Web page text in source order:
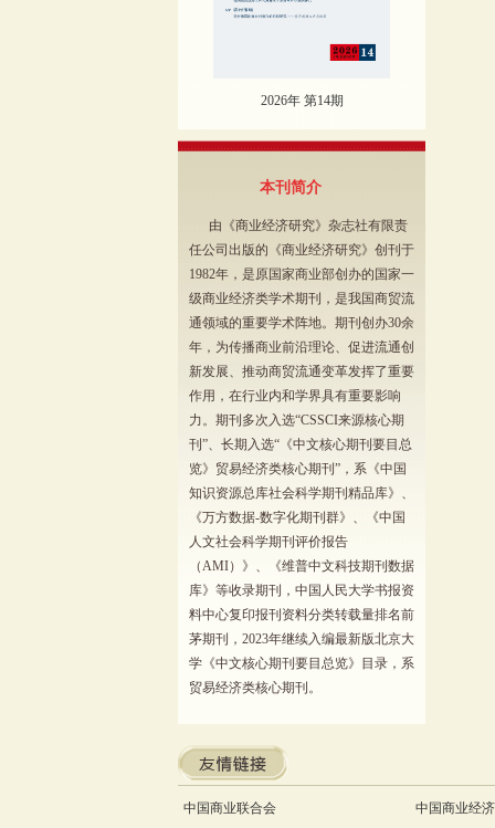
2026年 第14期
本刊简介
由《商业经济研究》杂志社有限责
任公司出版的《商业经济研究》创刊于
1982年，是原国家商业部创办的国家一
级商业经济类学术期刊，是我国商贸流
通领域的重要学术阵地。期刊创办30余
年，为传播商业前沿理论、促进流通创
新发展、推动商贸流通变革发挥了重要
作用，在行业内和学界具有重要影响
力。期刊多次入选“CSSCI来源核心期
刊”、长期入选“《中文核心期刊要目总
览》贸易经济类核心期刊”，系《中国
知识资源总库社会科学期刊精品库》、
《万方数据-数字化期刊群》、《中国
人文社会科学期刊评价报告
（AMI）》、《维普中文科技期刊数据
库》等收录期刊，中国人民大学书报资
料中心复印报刊资料分类转载量排名前
茅期刊，2023年继续入编最新版北京大
学《中文核心期刊要目总览》目录，系
贸易经济类核心期刊。
中国商业联合会 中国商业经